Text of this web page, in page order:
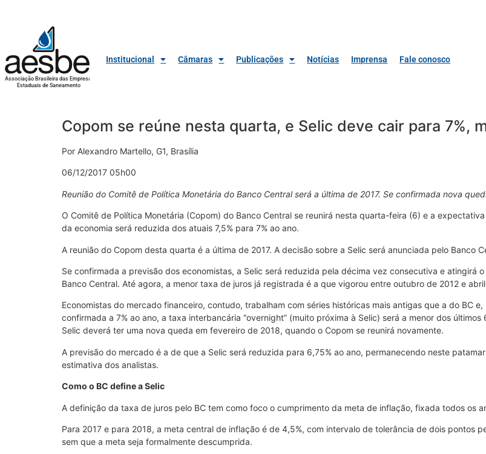
Associação Brasileira das Empresas
Estaduais de Saneamento
Institucional Câmaras Publicações Notícias Imprensa Fale conosco
Copom se reúne nesta quarta, e Selic deve cair para 7%,
Por Alexandro Martello, G1, Brasília
06/12/2017 05h00
Reunião do Comitê de Política Monetária do Banco Central será a última de 2017. Se confirmada nova
O Comitê de Política Monetária (Copom) do Banco Central se reunirá nesta quarta-feira (6) e a
da economia será reduzida dos atuais 7,5% para 7% ao ano.
A reunião do Copom desta quarta é a última de 2017. A decisão sobre a Selic será anunciada pelo Banco
Se confirmada a previsão dos economistas, a Selic será reduzida pela décima vez consecutiva e atingirá
Banco Central. Até agora, a menor taxa de juros já registrada é a que vigorou entre outubro de 2012 e
Economistas do mercado financeiro, contudo, trabalham com séries históricas mais antigas que a do BC
confirmada a 7% ao ano, a taxa interbancária “overnight” (muito próxima à Selic) será a menor dos
Selic deverá ter uma nova queda em fevereiro de 2018, quando o Copom se reunirá novamente.
A previsão do mercado é a de que a Selic será reduzida para 6,75% ao ano, permanecendo neste
estimativa dos analistas.
Como o BC define a Selic
A definição da taxa de juros pelo BC tem como foco o cumprimento da meta de inflação, fixada todos os
Para 2017 e para 2018, a meta central de inflação é de 4,5%, com intervalo de tolerância de dois pontos
sem que a meta seja formalmente descumprida.